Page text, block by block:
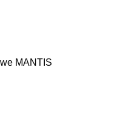
MANTIS